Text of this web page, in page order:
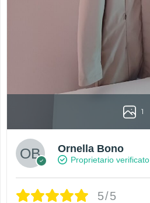
1
Ornella Bono
Proprietario verificato
5/5